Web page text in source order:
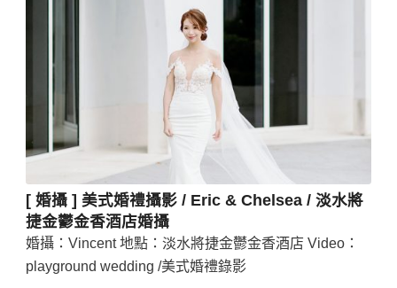
[ 婚攝 ] 美式婚禮攝影 / Eric & Chelsea / 淡水將
捷金鬱金香酒店婚攝
婚攝：Vincent 地點：淡水將捷金鬱金香酒店 Video：
playground wedding /美式婚禮錄影